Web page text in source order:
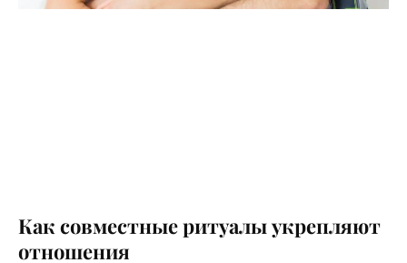
Как совместные ритуалы укрепляют
отношения